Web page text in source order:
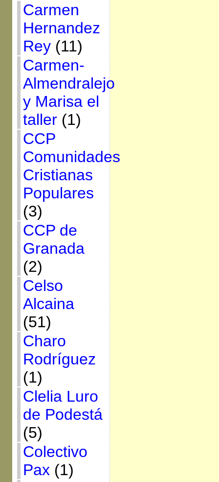
Carmen
Hernandez
Rey(11)
Carmen-
Almendralejo
y Marisa el
taller(1)
CCP
Comunidades
Cristianas
Populares
(3)
CCP de
Granada
(2)
Celso
Alcaina
(51)
Charo
Rodríguez
(1)
Clelia Luro
de Podestá
(5)
Colectivo
Pax (1)